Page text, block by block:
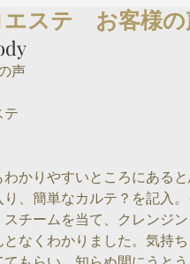
エステ お客様
声
テ
かりやすいところにある
り、簡単なカルテ？を記入
スチームを当て、クレンジ
なくわかりました。気持